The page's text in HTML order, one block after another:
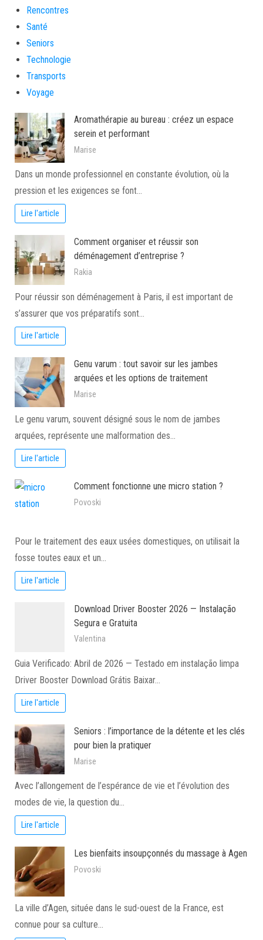
Rencontres
Santé
Seniors
Technologie
Transports
Voyage
Aromathérapie au bureau : créez un espace
serein et performant
Marise
Dans un monde professionnel en constante évolution, où la
pression et les exigences se font…
Lire l'article
Comment organiser et réussir son
déménagement d’entreprise ?
Rakia
Pour réussir son déménagement à Paris, il est important de
s’assurer que vos préparatifs sont…
Lire l'article
Genu varum : tout savoir sur les jambes
arquées et les options de traitement
Marise
Le genu varum, souvent désigné sous le nom de jambes
arquées, représente une malformation des…
Lire l'article
Comment fonctionne une micro station ?
Povoski
Pour le traitement des eaux usées domestiques, on utilisait la
fosse toutes eaux et un…
Lire l'article
Download Driver Booster 2026 — Instalação
Segura e Gratuita
Valentina
Guia Verificado: Abril de 2026 — Testado em instalação limpa
Driver Booster Download Grátis Baixar…
Lire l'article
Seniors : l’importance de la détente et les clés
pour bien la pratiquer
Marise
Avec l’allongement de l’espérance de vie et l’évolution des
modes de vie, la question du…
Lire l'article
Les bienfaits insoupçonnés du massage à Agen
Povoski
La ville d’Agen, située dans le sud-ouest de la France, est
connue pour sa culture…